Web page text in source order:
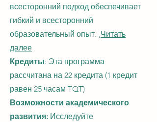
всесторонний подход обеспечивает
гибкий и всесторонний
образовательный опыт. ,Читать
далее
Кредиты: Эта программа
рассчитана на 22 кредита (1 кредит
равен 25 часам TQT)
Возможности академического
развития: Исследуйте